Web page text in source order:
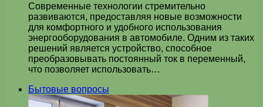
Современные технологии стремительно
развиваются, предоставляя новые возможности
для комфортного и удобного использования
энергооборудования в автомобиле. Одним из таких
решений является устройство, способное
преобразовывать постоянный ток в переменный,
что позволяет использовать…
Бытовые вопросы